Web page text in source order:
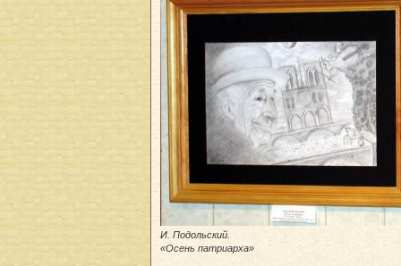
И. Подольский.
«Осень патриарха»